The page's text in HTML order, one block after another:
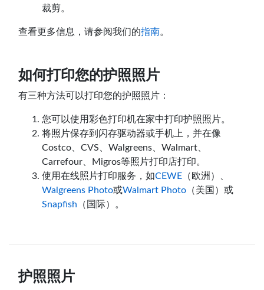
裁剪。
查看更多信息，请参阅我们的指南。
如何打印您的护照照片
有三种方法可以打印您的护照照片：
您可以使用彩色打印机在家中打印护照照片。
将照片保存到闪存驱动器或手机上，并在像
Costco、CVS、Walgreens、Walmart、
Carrefour、Migros等照片打印店打印。
使用在线照片打印服务，如CEWE （欧洲）、
Walgreens Photo或Walmart Photo （美国）或
Snapfish （国际）。
护照照片